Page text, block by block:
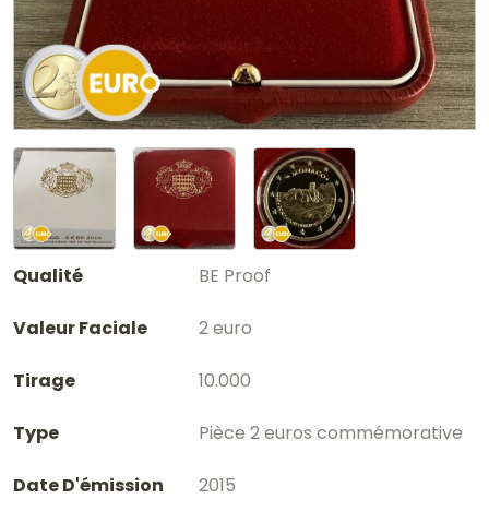
Qualité BE Proof
Valeur Faciale 2 euro
Tirage 10.000
Type Pièce 2 euros commémorative
Date D'émission 2015